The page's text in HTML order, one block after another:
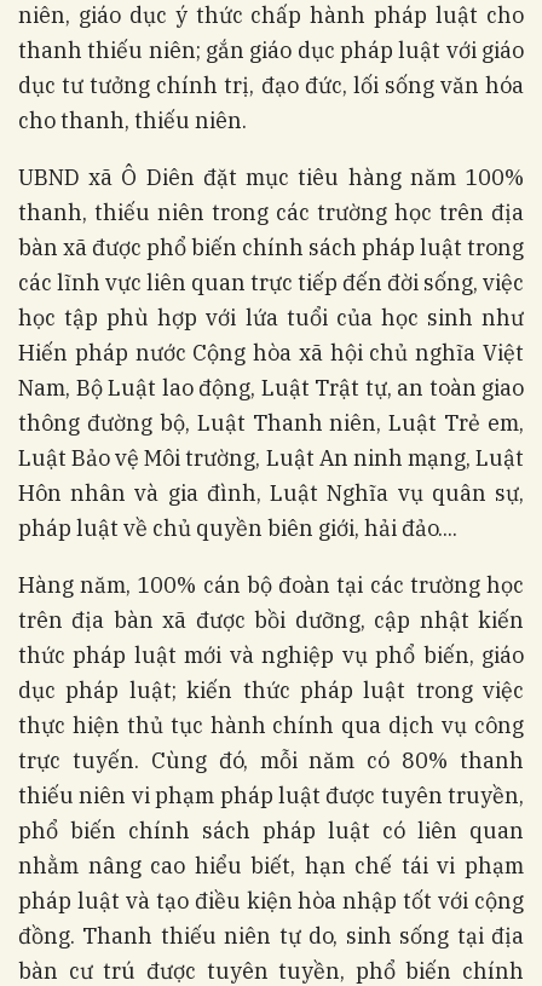
niên, giáo dục ý thức chấp hành pháp luật cho
thanh thiếu niên; gắn giáo dục pháp luật với giáo
dục tư tưởng chính trị, đạo đức, lối sống văn hóa
cho thanh, thiếu niên.
UBND xã Ô Diên đặt mục tiêu hàng năm 100%
thanh, thiếu niên trong các trường học trên địa
bàn xã được phổ biến chính sách pháp luật trong
các lĩnh vực liên quan trực tiếp đến đời sống, việc
học tập phù hợp với lứa tuổi của học sinh như
Hiến pháp nước Cộng hòa xã hội chủ nghĩa Việt
Nam, Bộ Luật lao động, Luật Trật tự, an toàn giao
thông đường bộ, Luật Thanh niên, Luật Trẻ em,
Luật Bảo vệ Môi trường, Luật An ninh mạng, Luật
Hôn nhân và gia đình, Luật Nghĩa vụ quân sự,
pháp luật về chủ quyền biên giới, hải đảo....
Hàng năm, 100% cán bộ đoàn tại các trường học
trên địa bàn xã được bồi dưỡng, cập nhật kiến
thức pháp luật mới và nghiệp vụ phổ biến, giáo
dục pháp luật; kiến thức pháp luật trong việc
thực hiện thủ tục hành chính qua dịch vụ công
trực tuyến. Cùng đó, mỗi năm có 80% thanh
thiếu niên vi phạm pháp luật được tuyên truyền,
phổ biến chính sách pháp luật có liên quan
nhằm nâng cao hiểu biết, hạn chế tái vi phạm
pháp luật và tạo điều kiện hòa nhập tốt với cộng
đồng. Thanh thiếu niên tự do, sinh sống tại địa
bàn cư trú được tuyên tuyền, phổ biến chính